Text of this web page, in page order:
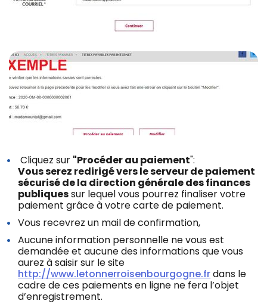
Cliquez sur "Procéder au paiement":
Vous serez redirigé vers le serveur de paiement
sécurisé de la direction générale des finances
publiquessur lequel vous pourrez finaliser votre
paiement grâce à votre carte de paiement.
Vous recevrez un mail de confirmation,
Aucune information personnelle ne vous est
demandée et aucune des informations que vous
aurez à saisir sur le site
http://www.letonnerroisenbourgogne.frdans le
cadre de ces paiements en ligne ne fera l’objet
d’enregistrement.